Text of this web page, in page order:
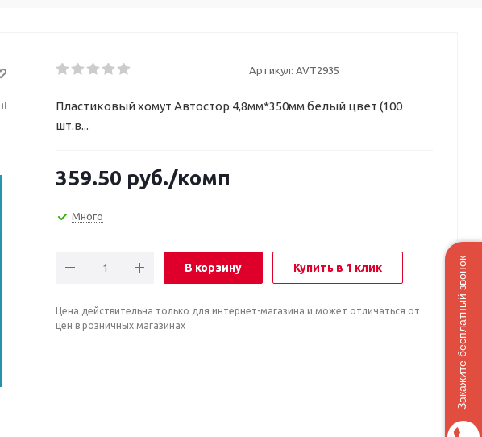
Артикул: AVT2935
Пластиковый хомут Автостор 4,8мм*350мм белый цвет (100
шт.в...
359.50 руб./комп
Много
В корзину Купить в 1 клик
Цена действительна только для интернет-магазина и может отличаться от
цен в розничных магазинах
Закажите бесплатный звонок